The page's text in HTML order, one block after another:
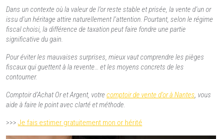
Dans un contexte où la valeur de l’or reste stable et prisée, la vente d’un or
issu d’un héritage attire naturellement l’attention. Pourtant, selon le régime
fiscal choisi, la différence de taxation peut faire fondre une partie
significative du gain.
Pour éviter les mauvaises surprises, mieux vaut comprendre les pièges
fiscaux qui guettent à la revente… et les moyens concrets de les
contourner.
Comptoir d’Achat Or et Argent, votre comptoir de vente d’or à Nantes, vous
aide à faire le point avec clarté et méthode.
>>> Je fais estimer gratuitement mon or hérité